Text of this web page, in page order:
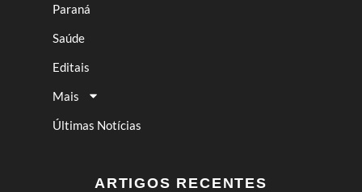
Paraná
Saúde
Editais
Mais
Últimas Notícias
ARTIGOS RECENTES